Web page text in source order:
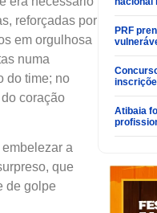
reforçadas por
em orgulhosa
numa
do time; no
coração
a
que
de golpe
PRF
Atibaia